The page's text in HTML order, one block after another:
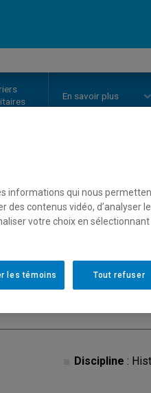
En savoir plus
moderne et
2026 Horaire -
Discipline :
informations qui nous
des contenus vidéo, d’analyser
votre choix en sélectionnant
Tout refuser
les témoins